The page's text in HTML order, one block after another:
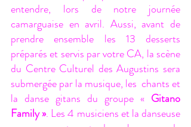
entendre, lors de notre journée
camarguaise en avril. Aussi, avant de
prendre ensemble les 13 desserts
préparés et servis par votre CA, la scène
du Centre Culturel des Augustins sera
submergée par la musique, les  chants et
la danse gitans du groupe « Gitano
Family ». Les 4 musiciens et la danseuse